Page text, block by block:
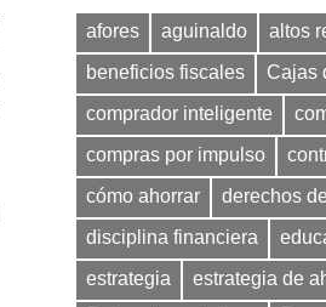
afores aguinaldo
altos
beneficios fiscales
Cajas
comprador inteligente
compras por impulso
cómo ahorrar
derechos
disciplina financiera
estrategia
estrategia de